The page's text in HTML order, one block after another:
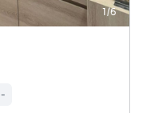
1/6
-